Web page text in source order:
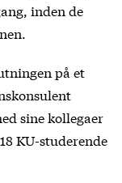
inden de
på et
sine kollegaer
KU-studerende